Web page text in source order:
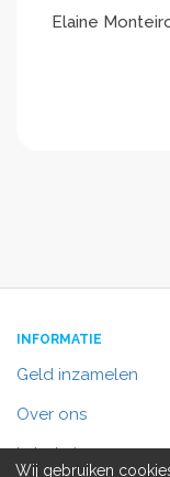
Elaine
INFORMATIE
Geld inzamelen
Over ons
In het nieuws
Wij gebruiken